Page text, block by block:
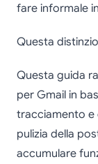
fare informale
Questa
Questa guida
per Gmail in
tracciamento e
pulizia della
accumulare